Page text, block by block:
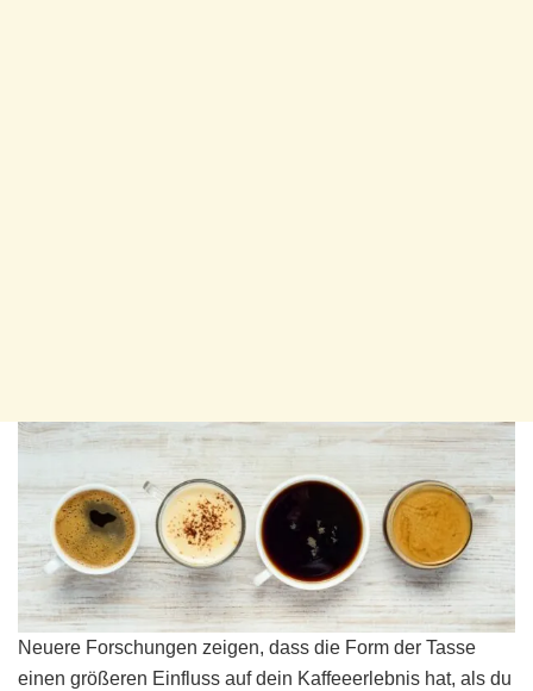
Neuere Forschungen zeigen, dass die Form der Tasse
einen größeren Einfluss auf dein Kaffeeerlebnis hat, als du